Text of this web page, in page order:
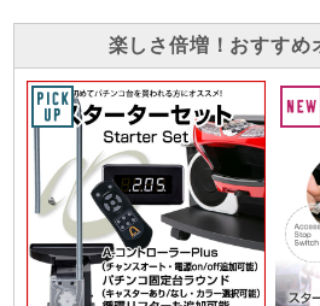
楽しさ倍増！おすすめ